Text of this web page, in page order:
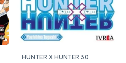
HUNTER X HUNTER 30